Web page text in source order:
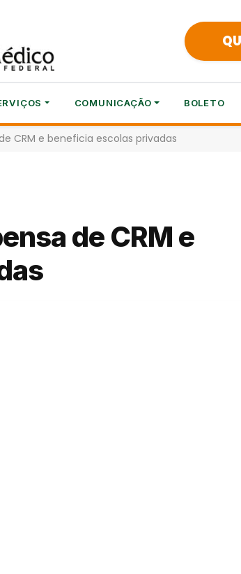
COMUNICAÇÃO BOLETO
CRM e beneficia escolas privadas
de CRM e